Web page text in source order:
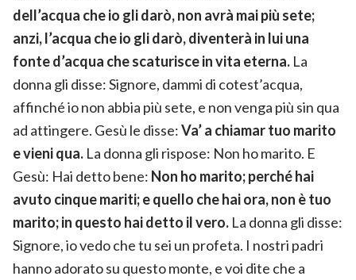
dell’acqua che io gli darò, non avrà mai più sete;
anzi, l’acqua che io gli darò, diventerà in lui una
fonte d’acqua che scaturisce in vita eterna. La
donna gli disse: Signore, dammi di cotest’acqua,
affinché io non abbia più sete, e non venga più sin qua
ad attingere. Gesù le disse:Va’ a chiamar tuo marito
e vieni qua. La donna gli rispose: Non ho marito. E
Gesù: Hai detto bene: Non ho marito; perché hai
avuto cinque mariti; e quello che hai ora, non è tuo
marito; in questo hai detto il vero. La donna gli disse:
Signore, io vedo che tu sei un profeta. I nostri padri
hanno adorato su questo monte, e voi dite che a